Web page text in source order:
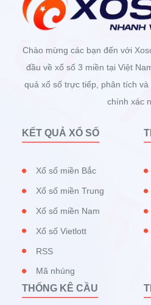
Chào mừng các bạn đến với
đầu về xổ số 3 miền tại Việt
quả xổ số trực tiếp, phân tích
chính xác
KẾT QUẢ XỔ SỐ
Xổ số miền Bắc
Xổ số miền Trung
Xổ số miền Nam
Xổ số Vietlott
RSS
Mã nhúng
THỐNG KÊ CẦU